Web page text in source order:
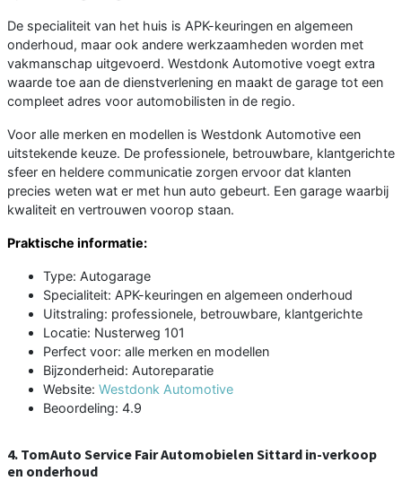
De specialiteit van het huis is APK-keuringen en algemeen
onderhoud, maar ook andere werkzaamheden worden met
vakmanschap uitgevoerd. Westdonk Automotive voegt extra
waarde toe aan de dienstverlening en maakt de garage tot een
compleet adres voor automobilisten in de regio.
Voor alle merken en modellen is Westdonk Automotive een
uitstekende keuze. De professionele, betrouwbare, klantgerichte
sfeer en heldere communicatie zorgen ervoor dat klanten
precies weten wat er met hun auto gebeurt. Een garage waarbij
kwaliteit en vertrouwen voorop staan.
Praktische informatie:
Type: Autogarage
Specialiteit: APK-keuringen en algemeen onderhoud
Uitstraling: professionele, betrouwbare, klantgerichte
Locatie: Nusterweg 101
Perfect voor: alle merken en modellen
Bijzonderheid: Autoreparatie
Website: Westdonk Automotive
Beoordeling: 4.9
4. TomAuto Service Fair Automobielen Sittard in-verkoop
en onderhoud